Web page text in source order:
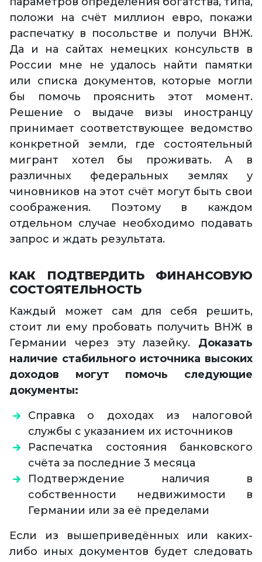
положи на счёт миллион евро, покажи
распечатку в посольстве и получи ВНЖ.
Да и на сайтах немецких консульств в
России мне не удалось найти памятки
или списка документов, которые могли
бы помочь прояснить этот момент.
Решение о выдаче визы иностранцу
принимает соответствующее ведомство
конкретной земли, где состоятельный
мигрант хотел бы проживать. А в
различных федеральных землях у
чиновников на этот счёт могут быть свои
соображения. Поэтому в каждом
отдельном случае необходимо подавать
запрос и ждать результата.
КАК ПОДТВЕРДИТЬ ФИНАНСОВУЮ
СОСТОЯТЕЛЬНОСТЬ
Каждый может сам для себя решить,
стоит ли ему пробовать получить ВНЖ в
Германии через эту лазейку. Доказать
наличие стабильного источника высоких
доходов могут помочь следующие
документы:
Справка о доходах из налоговой
службы с указанием их источников
Распечатка состояния банковского
счёта за последние 3 месяца
Подтверждение наличия в
собственности недвижимости в
Германии или за её пределами
Если из вышеприведённых или каких-
либо иных документов будет следовать